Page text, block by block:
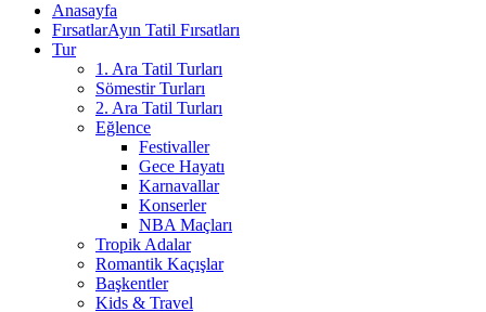
Anasayfa
FırsatlarAyın Tatil Fırsatları
Tur
1. Ara Tatil Turları
Sömestir Turları
2. Ara Tatil Turları
Eğlence
Festivaller
Gece Hayatı
Karnavallar
Konserler
NBA Maçları
Tropik Adalar
Romantik Kaçışlar
Başkentler
Kids & Travel